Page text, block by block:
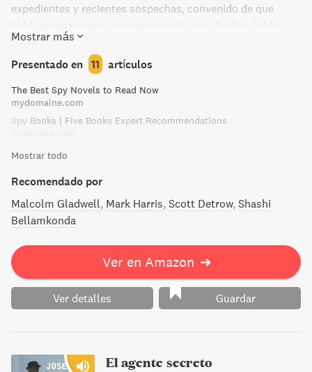
expedientes y recientes sospechas, convenido de que
su jefe hasta el final, lo que le costó su puesto. Pero
nuevos informes vuelven a remover al peligroso fantasma
del topo, y Smiley, por supuesto, decide adentrarse
extraoficialmente en el laberinto. Al final del mismo sólo
encontrará una verdad: que los seres humanos somos
demasiados complejos para ser clasificados con una sola
Mostrar más
Presentado en 11 artículos
The Best Spy Novels to Read Now
mydomaine.com
Spy Books | Five Books Expert Recommendations
Mostrar todo
Recomendado por
Malcolm Gladwell Mark Harris Scott Detrow Shashi
Bellamkonda
Ver en Amazon ➔
Ver detalles Guardar
El agente secreto